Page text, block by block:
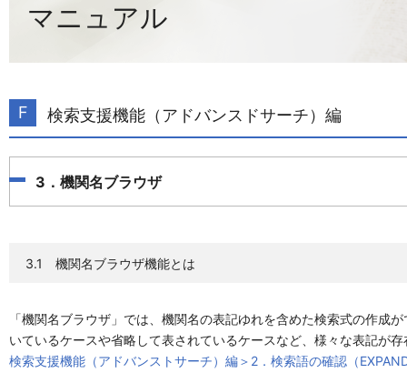
マニュアル
F 検索支援機能（アドバンスドサーチ）編
3．機関名ブラウザ
3.1 機関名ブラウザ機能とは
「機関名ブラウザ」では、機関名の表記ゆれを含めた検索式の作成
いているケースや省略して表されているケースなど、様々な表記が
検索支援機能（アドバンストサーチ）編＞2．検索語の確認（